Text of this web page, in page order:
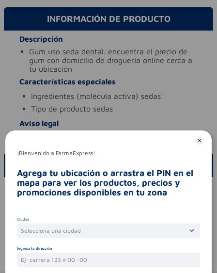
INFORMACIÓN DE PRODUCTO
Descripción
gum uso seda dental. encuentra el precio de
gum con domicilio de droguería online cerca a
tu ubicación
Características especiales
ingredientes (molécula activa) sedas
tipo de producto sedas
Aviso legal
Por favor, inicie sesión para escribir un comentario
Te puede interesar
¡Bienvenido a FarmaExpress!
Agrega tu ubicación o arrastra el PIN en el
mapa para ver los productos, precios y
promociones disponibles en tu zona
Ciudad
Selecciona una ciudad
Ingresa tu dirección